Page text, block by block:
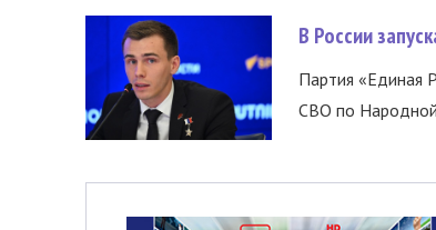
В России
Партия «Единая
СВО по Народной